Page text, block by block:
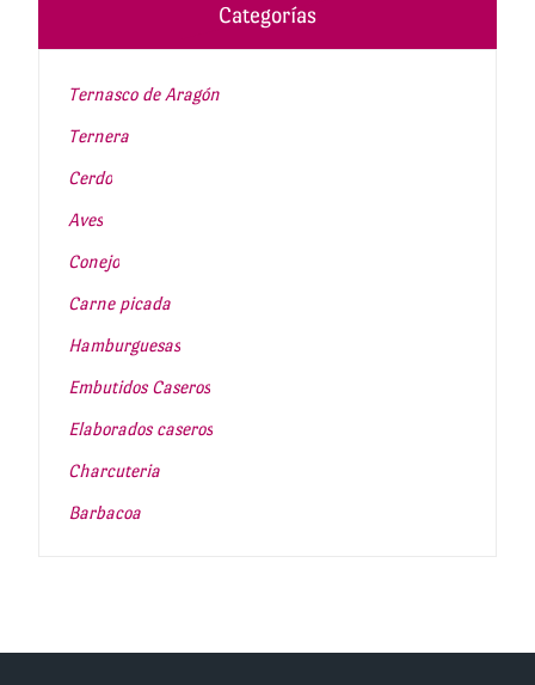
Categorías
Ternasco de Aragón
Ternera
Cerdo
Aves
Conejo
Carne picada
Hamburguesas
Embutidos Caseros
Elaborados caseros
Charcuteria
Barbacoa